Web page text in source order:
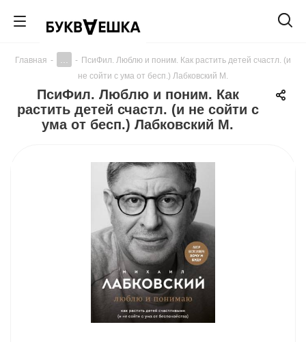
Главная - - ПсиФил. Люблю и поним. Как растить детей счастл. (и
не сойти с ума от бесп.) Лабковский М.
ПсиФил. Люблю и поним. Как
растить детей счастл. (и не сойти с
ума от бесп.) Лабковский М.